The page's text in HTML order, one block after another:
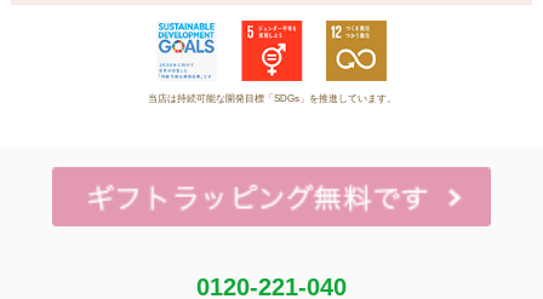
当店は持続可能な開発目標「SDGs」を推進しています。
0120-221-040